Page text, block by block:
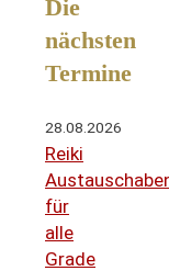
Die
nächsten
Termine
28.08.2026
Reiki
für
alle
Grade